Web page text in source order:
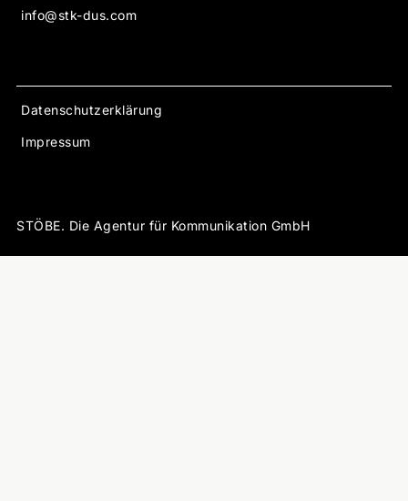
info@stk-dus.com
STÖBE. Die Agentur für Kommunikation GmbH
Impressum
Datenschutzerklärung